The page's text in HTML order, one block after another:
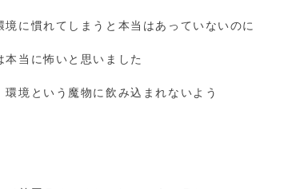
に慣れてしまうと本当はあっていないのに
当に怖いと思いました
境という魔物に飲み込まれないよう